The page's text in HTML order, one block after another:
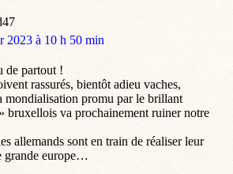
2023 à 10 h 50 min
de partout !
rassurés, bientôt adieu vaches,
promu par le brillant
bruxellois va prochainement ruiner notre
allemands sont en train de réaliser leur
grande europe…